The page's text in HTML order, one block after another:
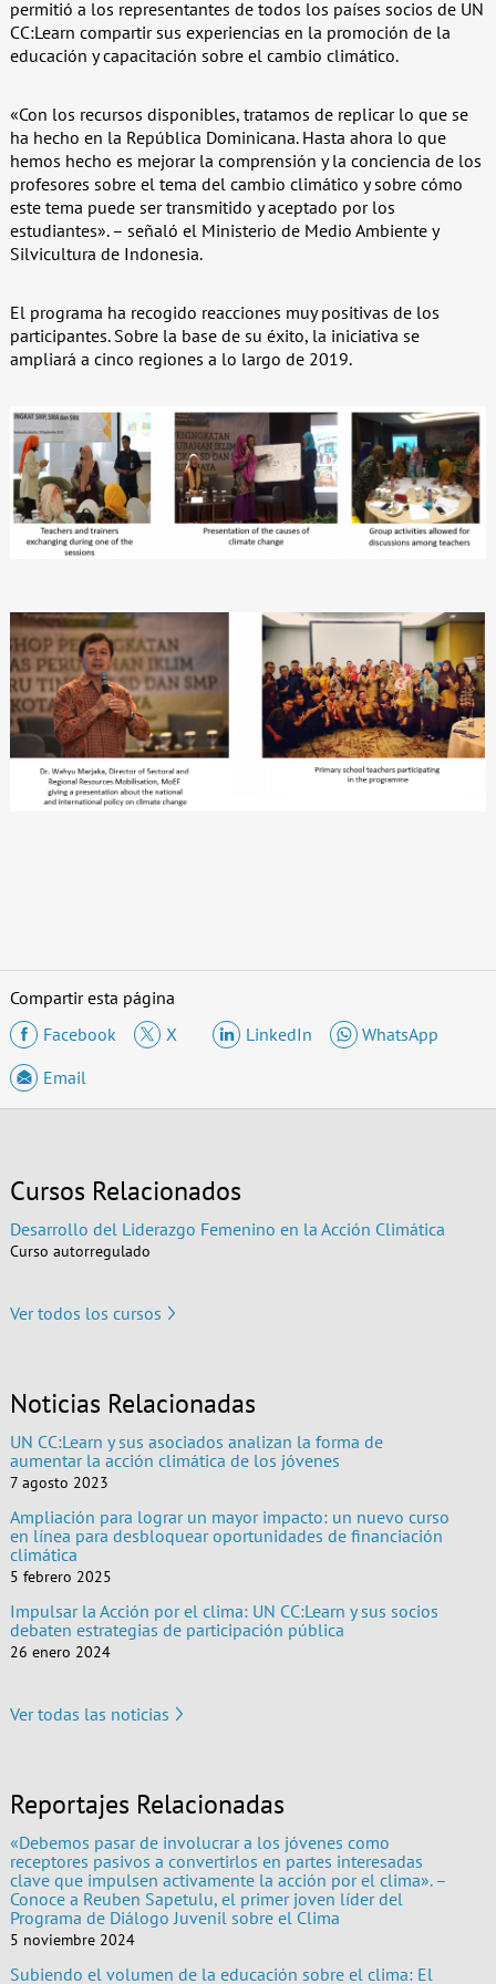
permitió a los representantes de todos los países socios de UN
CC:Learn compartir sus experiencias en la promoción de la
educación y capacitación sobre el cambio climático.
«Con los recursos disponibles, tratamos de replicar lo que se
ha hecho en la República Dominicana. Hasta ahora lo que
hemos hecho es mejorar la comprensión y la conciencia de los
profesores sobre el tema del cambio climático y sobre cómo
este tema puede ser transmitido y aceptado por los
estudiantes». – señaló el Ministerio de Medio Ambiente y
Silvicultura de Indonesia.
El programa ha recogido reacciones muy positivas de los
participantes. Sobre la base de su éxito, la iniciativa se
ampliará a cinco regiones a lo largo de 2019.
Compartir esta página
Facebook
X LinkedIn
WhatsApp
Email
Cursos Relacionados
Desarrollo del Liderazgo Femenino en la Acción Climática
Curso autorregulado
Ver todos los cursos
Noticias Relacionadas
UN CC:Learn y sus asociados analizan la forma de
aumentar la acción climática de los jóvenes
7 agosto 2023
Ampliación para lograr un mayor impacto: un nuevo curso
en línea para desbloquear oportunidades de financiación
climática
5 febrero 2025
Impulsar la Acción por el clima: UN CC:Learn y sus socios
debaten estrategias de participación pública
26 enero 2024
Ver todas las noticias
Reportajes Relacionadas
«Debemos pasar de involucrar a los jóvenes como
receptores pasivos a convertirlos en partes interesadas
clave que impulsen activamente la acción por el clima». –
Conoce a Reuben Sapetulu, el primer joven líder del
Programa de Diálogo Juvenil sobre el Clima
5 noviembre 2024
Subiendo el volumen de la educación sobre el clima: El